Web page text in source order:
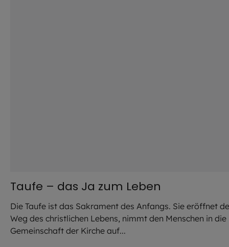
Taufe – das Ja zum Leben
Die Taufe ist das Sakrament des Anfangs. Sie eröffnet
Weg des christlichen Lebens, nimmt den Menschen in die
Gemeinschaft der Kirche auf...